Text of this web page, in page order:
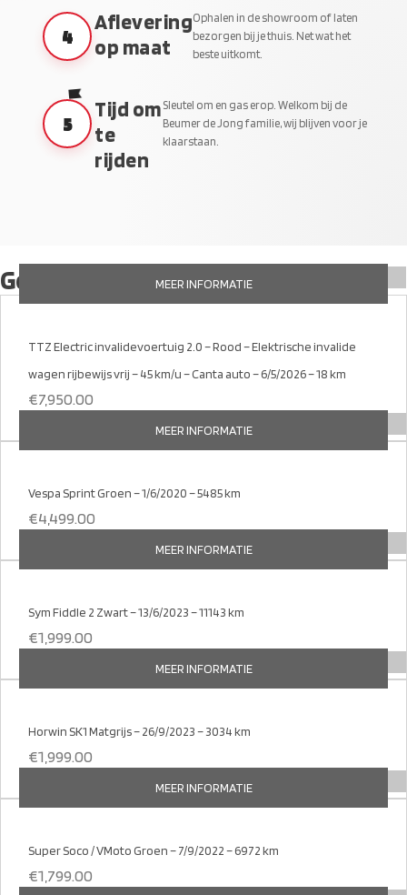
4
Aflevering
op maat
Ophalen in de showroom of laten
bezorgen bij je thuis. Net wat het
beste uitkomt.
5
Tijd om
te
rijden
Sleutel om en gas erop. Welkom bij de
Beumer de Jong familie, wij blijven voor je
klaarstaan.
Gerelateerde producten
MEER INFORMATIE
TTZ Electric invalidevoertuig 2.0 – Rood – Elektrische invalide
wagen rijbewijs vrij – 45 km/u – Canta auto – 6/5/2026 – 18 km
€7,950.00
MEER INFORMATIE
Vespa Sprint Groen – 1/6/2020 – 5485 km
€4,499.00
MEER INFORMATIE
Sym Fiddle 2 Zwart – 13/6/2023 – 11143 km
€1,999.00
MEER INFORMATIE
Horwin SK1 Matgrijs – 26/9/2023 – 3034 km
€1,999.00
MEER INFORMATIE
Super Soco / VMoto Groen – 7/9/2022 – 6972 km
€1,799.00